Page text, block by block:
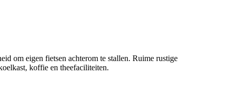
om eigen fietsen achterom te stallen. Ruime rustige
koffie en theefaciliteiten.